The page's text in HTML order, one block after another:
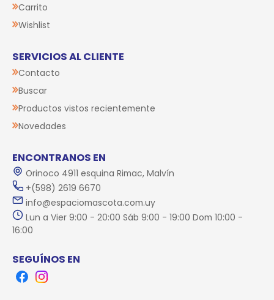
Carrito
Wishlist
SERVICIOS AL CLIENTE
Contacto
Buscar
Productos vistos recientemente
Novedades
ENCONTRANOS EN
Orinoco 4911 esquina Rimac, Malvín
+(598) 2619 6670
info@espaciomascota.com.uy
Lun a Vier 9:00 - 20:00 Sáb 9:00 - 19:00 Dom 10:00 -
16:00
SEGUÍNOS EN
FacebookInstagram